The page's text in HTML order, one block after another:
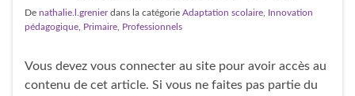
De nathalie.l.grenierdans la catégorie Adaptation scolaire Innovation
pédagogique Primaire Professionnels
Vous devez vous connecter au site pour avoir accès au
contenu de cet article. Si vous ne faites pas partie du